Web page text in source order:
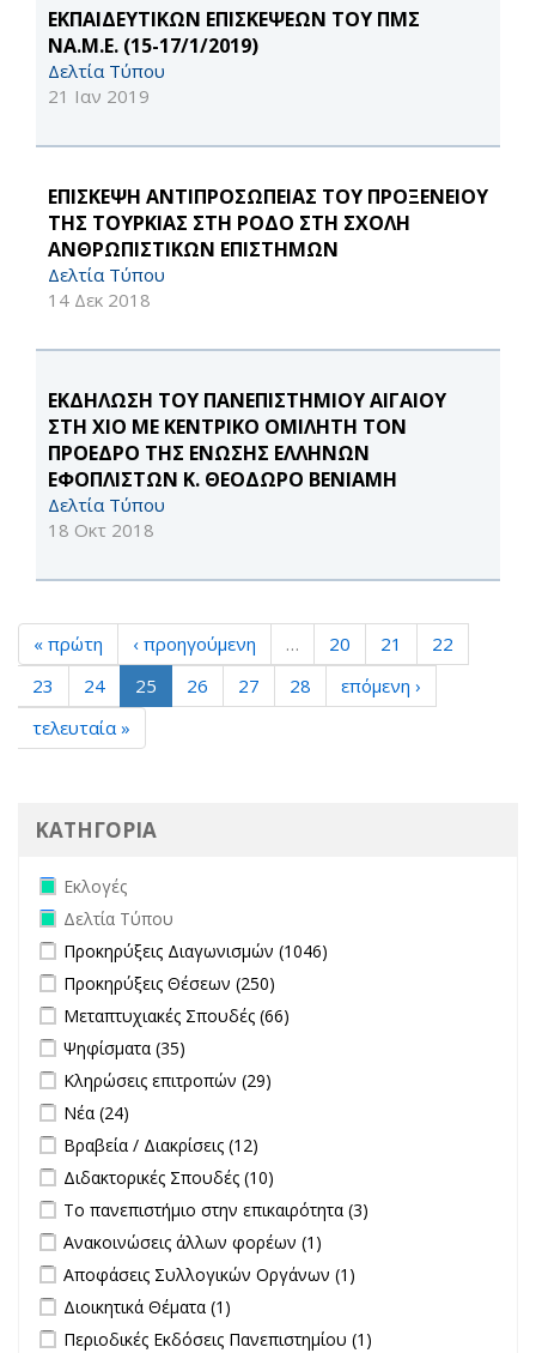
ΕΚΠΑΙΔΕΥΤΙΚΩΝ ΕΠΙΣΚΕΨΕΩΝ ΤΟΥ ΠΜΣ
ΝΑ.Μ.Ε. (15-17/1/2019)
Δελτία Τύπου
21 Ιαν 2019
ΕΠΙΣΚΕΨΗ ΑΝΤΙΠΡΟΣΩΠΕΙΑΣ ΤΟΥ ΠΡΟΞΕΝΕΙΟΥ
ΤΗΣ ΤΟΥΡΚΙΑΣ ΣΤΗ ΡΟΔΟ ΣΤΗ ΣΧΟΛΗ
ΑΝΘΡΩΠΙΣΤΙΚΩΝ ΕΠΙΣΤΗΜΩΝ
Δελτία Τύπου
14 Δεκ 2018
ΕΚΔΗΛΩΣΗ ΤΟΥ ΠΑΝΕΠΙΣΤΗΜΙΟΥ ΑΙΓΑΙΟΥ
ΣΤΗ ΧΙΟ ΜΕ ΚΕΝΤΡΙΚΟ ΟΜΙΛΗΤΗ ΤΟΝ
ΠΡΟΕΔΡΟ ΤΗΣ ΕΝΩΣΗΣ ΕΛΛΗΝΩΝ
ΕΦΟΠΛΙΣΤΩΝ Κ. ΘΕΟΔΩΡΟ ΒΕΝΙΑΜΗ
Δελτία Τύπου
18 Οκτ 2018
« πρώτη ‹ προηγούμενη … 20 21
22
23
24 25 26 27 28
επόμενη ›
τελευταία »
ΚΑΤΗΓΟΡΙΑ
Remove Εκλογές filter
Εκλογές
Remove Δελτία Τύπου filter
Δελτία Τύπου
Apply Προκηρύξεις Διαγωνισμών filter
Προκηρύξεις Διαγωνισμών (1046)
Apply Προκηρύξεις Θέσεων filter
Προκηρύξεις Θέσεων (250)
Apply Μεταπτυχιακές Σπουδές filter
Μεταπτυχιακές Σπουδές (66)
Apply Ψηφίσματα filter
Ψηφίσματα (35)
Apply Κληρώσεις επιτροπών filter
Κληρώσεις επιτροπών (29)
Apply Νέα filter
Νέα (24)
Apply Βραβεία / Διακρίσεις filter
Βραβεία / Διακρίσεις (12)
Apply Διδακτορικές Σπουδές filter
Διδακτορικές Σπουδές (10)
Apply Το πανεπιστήμιο στην επικαιρότητα filter
Το πανεπιστήμιο στην επικαιρότητα (3)
Apply Ανακοινώσεις άλλων φορέων filter
Ανακοινώσεις άλλων φορέων (1)
Apply Αποφάσεις Συλλογικών Οργάνων filter
Αποφάσεις Συλλογικών Οργάνων (1)
Apply Διοικητικά Θέματα filter
Διοικητικά Θέματα (1)
Apply Περιοδικές Εκδόσεις Πανεπιστημίου filter
Περιοδικές Εκδόσεις Πανεπιστημίου (1)